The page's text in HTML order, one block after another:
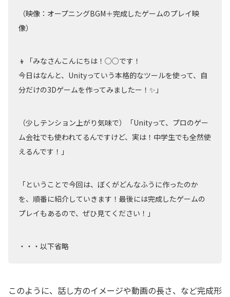
（映像：オープニングBGM＋完成したゲームのプレイ映
像）
👦「みなさんこんにちは！○○です！
今日はなんと、Unityっていう本格的なツールを使って、自
分だけの3Dゲームを作ってみましたー！✨」
（少しテンション上がり気味で）「Unityって、プロのゲー
ム会社でも使われてるんですけど、実は！中学生でも全然使
えるんです！」
「ということで今回は、ぼくがどんなふうに作ったのか
を、順番に紹介していきます！最後には完成したゲームの
プレイもあるので、ぜひ見てください！」
・・・以下省略
このように、話し方のイメージや動画の長さ、など完成形